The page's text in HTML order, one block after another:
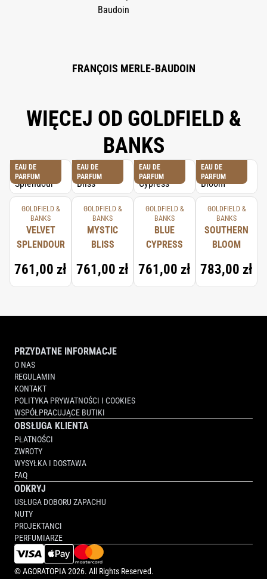
ETHYLHEXYL SALICYLATE, FARNESOL, LINALOOL, CI 19140 (YELLOW 5).
FRANÇOIS MERLE-BAUDOIN
WIĘCEJ OD GOLDFIELD &
BANKS
EAU DE
PARFUM
GOLDFIELD &
BANKS
VELVET
SPLENDOUR
761,00 zł
EAU DE
PARFUM
GOLDFIELD &
BANKS
MYSTIC
BLISS
761,00 zł
EAU DE
PARFUM
GOLDFIELD &
BANKS
BLUE
CYPRESS
761,00 zł
EAU DE
PARFUM
GOLDFIELD &
BANKS
SOUTHERN
BLOOM
783,00 zł
PRZYDATNE INFORMACJE
O NAS
REGULAMIN
KONTAKT
POLITYKA PRYWATNOŚCI I COOKIES
WSPÓŁPRACUJĄCE BUTIKI
OBSŁUGA KLIENTA
PŁATNOŚCI
ZWROTY
WYSYŁKA I DOSTAWA
FAQ
ODKRYJ
USŁUGA DOBORU ZAPACHU
NUTY
PROJEKTANCI
PERFUMIARZE
©AGORATOPIA2026. All Rights Reserved.